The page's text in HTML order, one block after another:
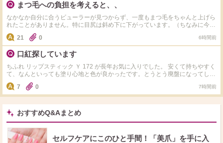
まつ毛への負担を考えると、、
なかなか自分に合うビューラーが見つからず、一度もまつ毛をちゃんと上げら
れたことがありません。特に目尻は斜め下に下がっています。（ちなみに今ま
で使用したことのあるビューラーは資生堂・無印良品・アイプチ・マキアージ
ュ・コージー本舗） そこでマツパをしてみたいと考えましたが、金銭的な負
担や薬剤に対して不安があります。 そこで、 ①自分に合うビューラーを探し
続ける（部分用やホットビューラー等も） ②マツパをする ならまつ毛への負
担など総合的に考えてどちらの方が良いでしょうか？（ちなみにビューラーは
週の半分以上使用）もし他の意見もあればぜひお願いします。
21 0 6時間前
口紅探しています
ちふれ リップスティック Ｙ 172 が長年お気に入りでした。 安くて持ちやすく
て、なんといっても塗り心地と色が良かったです。とうとう廃盤になってしま
ったようで大ショックです(ToT) ややマットでブルベに合う 濃い目のピンク色
(ローズカラー、フューシャピンク、マゼンタ？)です。 ツヤやぽってりするジ
ェル系は苦手です。 マット系を塗ってティッシュオフして色を残しつつ、薄
く濡れる口紅が良いです。 デパコスに近いものはあるかもしれませんが、プ
チプラも含めて似たような塗り心地と色合いの口紅を探さなくては、、、 ご
存知のものがあれば教えてください。 172 は、塗ってみると写真ほど濃くな
かったので、落ち着いた感じの濃いピンク(ローズカラーというのが近いか
も？)でしょうか。 よろしくお願いいたします。
7 0 7時間前
おすすめQ&Aまとめ
セルフケアにこのひと手間！「美爪」を手に入